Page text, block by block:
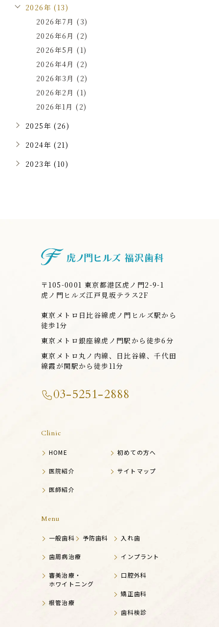
2026年 (13)
2026年7月 (3)
2026年6月 (2)
2026年5月 (1)
2026年4月 (2)
2026年3月 (2)
2026年2月 (1)
2026年1月 (2)
2025年 (26)
2024年 (21)
2023年 (10)
〒105-0001 東京都港区虎ノ門2-9-1
虎ノ門ヒルズ江戸見坂テラス2F
東京メトロ日比谷線虎ノ門ヒルズ駅から
徒歩1分
東京メトロ銀座線虎ノ門駅から徒歩6分
東京メトロ丸ノ内線、日比谷線、千代田
線霞が関駅から徒歩11分
03-5251-2888
Clinic
HOME
医院紹介
医師紹介
初めての方へ
サイトマップ
Menu
一般歯科 予防歯科
歯周病治療
審美治療・
ホワイトニング
根管治療
入れ歯
インプラント
口腔外科
矯正歯科
歯科検診